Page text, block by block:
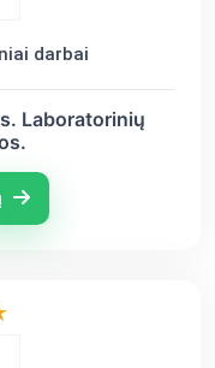
darbai
Laboratorinių